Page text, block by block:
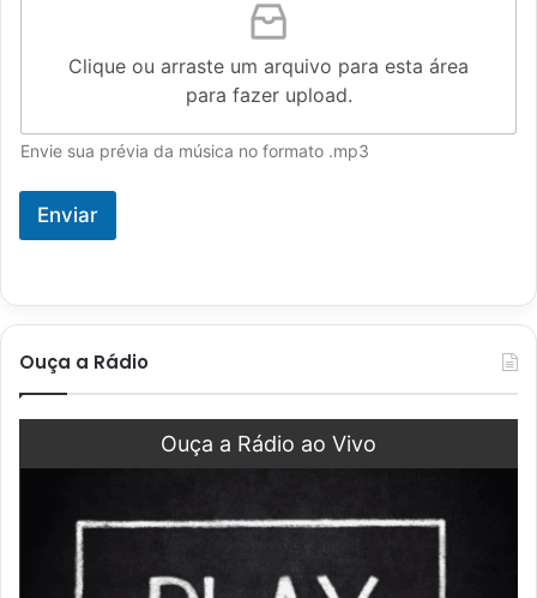
Clique ou arraste um arquivo para esta área
para fazer upload.
Envie sua prévia da música no formato .mp3
Enviar
Ouça a Rádio
Ouça a Rádio ao Vivo